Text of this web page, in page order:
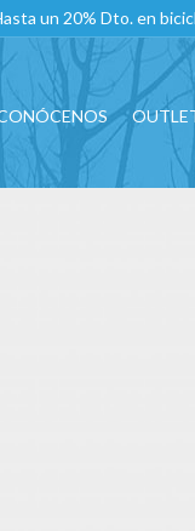
un 20% Dto. en